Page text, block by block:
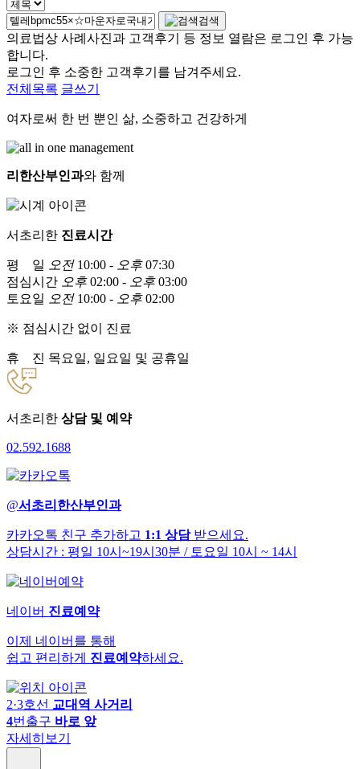
검색
의료법상 사례사진과 고객후기 등 정보 열람은 로그인 후 가능
합니다.
로그인 후 소중한 고객후기를 남겨주세요.
전체목록 글쓰기
여자로써 한 번 뿐인 삶, 소중하고 건강하게
리한산부인과와 함께
서초리한 진료시간
평 일 오전10:00 - 오후07:30
점심시간 오후02:00 - 오후03:00
토요일 오전10:00 - 오후02:00
※ 점심시간 없이 진료
휴 진 목요일, 일요일 및 공휴일
서초리한 상담 및 예약
02.592.1688
@서초리한산부인과
카카오톡 친구 추가하고 1:1 상담받으세요.
상담시간 : 평일 10시~19시30분 / 토요일 10시 ~ 14시
네이버 진료예약
이제 네이버를 통해
쉽고 편리하게 진료예약하세요.
2·3호선 교대역 사거리
4번출구 바로 앞
자세히보기